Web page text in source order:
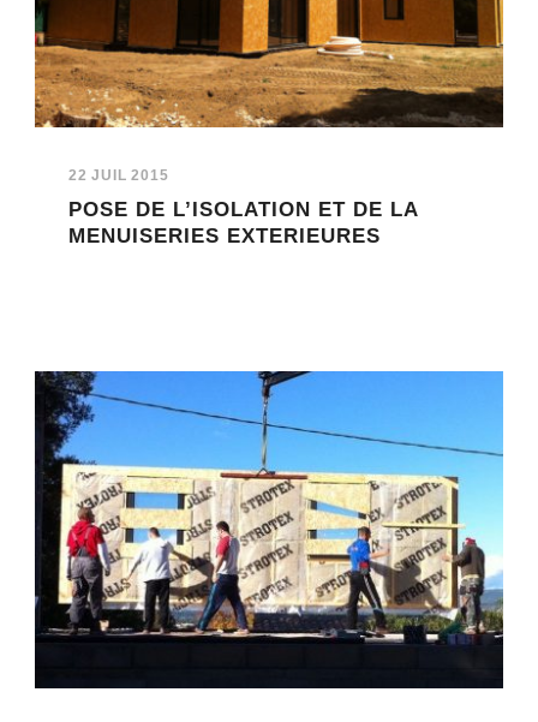
22 JUIL 2015
POSE DE L’ISOLATION ET DE LA
MENUISERIES EXTERIEURES